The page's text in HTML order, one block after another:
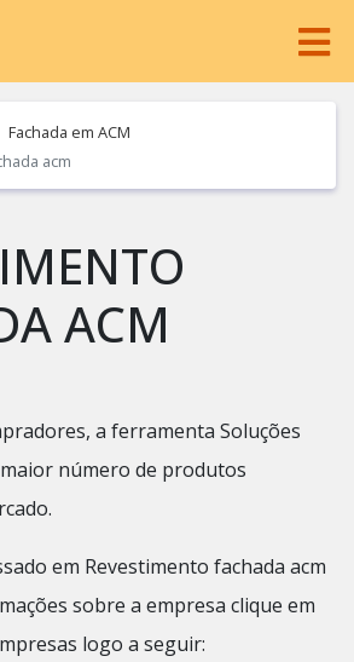
Fachada em ACM
acm
ACM
a ferramenta Soluções
número de produtos
em Revestimento fachada acm
sobre a empresa clique em
logo a seguir: